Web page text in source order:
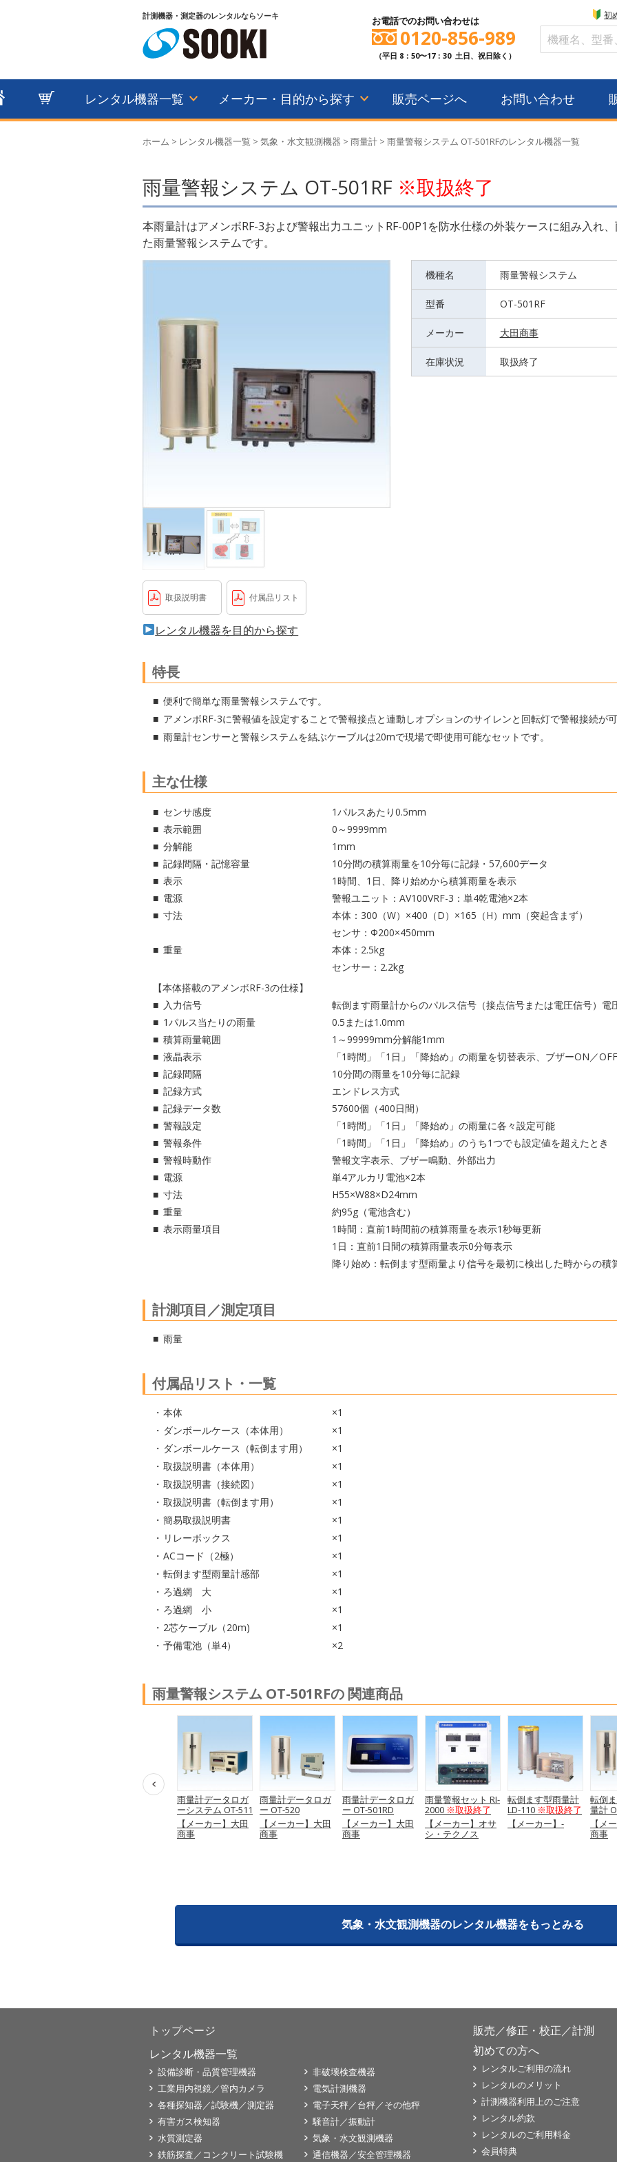
計測機器・測定器のレンタルならソーキ お電話でのお問い合わせは
0120-856-989
（平日 8：50〜17：30 土日、祝日除く）
初
レンタル機器一覧 メーカー・目的から探す 販売ページへ お問い合わせ
ホーム > レンタル機器一覧 > 気象・水文観測機器 > 雨量計 > 雨量警報システム OT-501RFのレンタル機器一覧
雨量警報システム OT-501RF ※取扱終了
本雨量計はアメンボRF-3および警報出力ユニットRF-00P1を防水仕様の外装ケースに組み入れ
た雨量警報システムです。
取扱説明書 付属品リスト
機種名 雨量警報システム
型番 OT-501RF
メーカー 大田商事
在庫状況 取扱終了
レンタル機器を目的から探す
特長
便利で簡単な雨量警報システムです。
アメンボRF-3に警報値を設定することで警報接点と連動しオプションのサイレンと回転灯で警報接続が可
雨量計センサーと警報システムを結ぶケーブルは20mで現場で即使用可能なセットです。
主な仕様
センサ感度
1パルスあたり0.5mm
表示範囲
0～9999mm
分解能
1mm
記録間隔・記憶容量
10分間の積算雨量を10分毎に記録・57,600データ
表示
1時間、1日、降り始めから積算雨量を表示
電源
警報ユニット：AV100VRF-3：単4乾電池×2本
寸法
本体：300（W）×400（D）×165（H）mm（突起含まず）
センサ：Φ200×450mm
重量
本体：2.5kg
センサー：2.2kg
【本体搭載のアメンボRF-3の仕様】
入力信号
転倒ます雨量計からのパルス信号（接点信号または電圧信号）
1パルス当たりの雨量
0.5または1.0mm
積算雨量範囲
1～99999mm分解能1mm
液晶表示
「1時間」「1日」「降始め」の雨量を切替表示、ブザーON／
記録間隔
10分間の雨量を10分毎に記録
記録方式
エンドレス方式
記録データ数
57600個（400日間）
警報設定
「1時間」「1日」「降始め」の雨量に各々設定可能
警報条件
「1時間」「1日」「降始め」のうち1つでも設定値を超えたとき
警報時動作
警報文字表示、ブザー鳴動、外部出力
電源
単4アルカリ電池×2本
寸法
H55×W88×D24mm
重量
約95g（電池含む）
表示雨量項目
1時間：直前1時間前の積算雨量を表示1秒毎更新
1日：直前1日間の積算雨量表示0分毎表示
降り始め：転倒ます型雨量より信号を最初に検出した時からの積
計測項目／測定項目
雨量
付属品リスト・一覧
本体
×1
ダンボールケース（本体用）
×1
ダンボールケース（転倒ます用）
×1
取扱説明書（本体用）
×1
取扱説明書（接続図）
×1
取扱説明書（転倒ます用）
×1
簡易取扱説明書
×1
リレーボックス
×1
ACコード（2極）
×1
転倒ます型雨量計感部
×1
ろ過網 大
×1
ろ過網 小
×1
2芯ケーブル（20m)
×1
予備電池（単4）
×2
雨量警報システム OT-501RFの 関連商品
転倒ます型自記雨
雨量計データロガ
ーシステム OT-511
【メーカー】大田
商事
雨量計データロガ
ー OT-520
【メーカー】大田
商事
雨量計データロガ
ー OT-501RD
【メーカー】大田
商事
雨量警報セット RI-
2000 ※取扱終了
【メーカー】オサ
シ・テクノス
転倒ます型雨量計
LD-110 ※取扱終了
【メーカー】-
転倒
量計
【メ
商事
気象・水文観測機器のレンタル機器をもっとみる
トップページ
レンタル機器一覧
設備診断・品質管理機器
非破壊検査機器
工業用内視鏡／管内カメラ
電気計測機器
各種探知器／試験機／測定器
電子天秤／台秤／その他秤
有害ガス検知器
騒音計／振動計
水質測定器
気象・水文観測機器
鉄筋探査／コンクリート試験機
通信機器／安全管理機器
販売／修正・校正／計測
初めての方へ
レンタルご利用の流れ
レンタルのメリット
計測機器利用上のご注意
レンタル約款
レンタルのご利用料金
会員特典